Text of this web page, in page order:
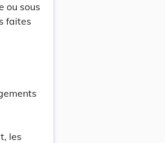
ou sous
faites
les